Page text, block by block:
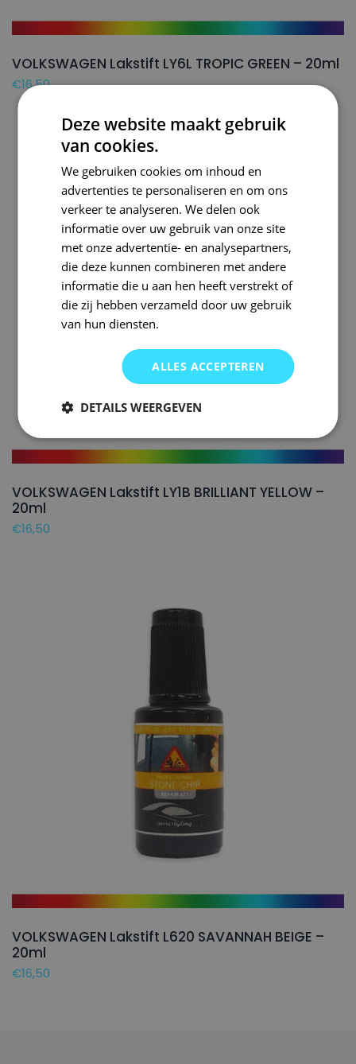
VOLKSWAGEN Lakstift LY6L TROPIC GREEN – 20ml
€16,50
VOLKSWAGEN Lakstift LY1B BRILLIANT YELLOW –
20ml
€16,50
VOLKSWAGEN Lakstift L620 SAVANNAH BEIGE –
20ml
€16,50
Deze website maakt gebruik
van cookies.
We gebruiken cookies om inhoud en
advertenties te personaliseren en om ons
verkeer te analyseren. We delen ook
informatie over uw gebruik van onze site
met onze advertentie- en analysepartners,
die deze kunnen combineren met andere
informatie die u aan hen heeft verstrekt of
die zij hebben verzameld door uw gebruik
van hun diensten.
ALLES ACCEPTEREN
DETAILS WEERGEVEN